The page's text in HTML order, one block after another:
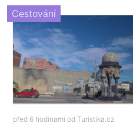
Cestování
před 6 hodinami od Turistika.cz